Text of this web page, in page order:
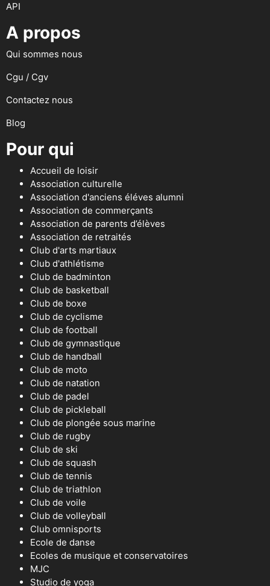
API
A propos
Qui sommes nous
Cgu / Cgv
Contactez nous
Blog
Pour qui
Accueil de loisir
Association culturelle
Association d'anciens éléves alumni
Association de commerçants
Association de parents d’élèves
Association de retraités
Club d'arts martiaux
Club d'athlétisme
Club de badminton
Club de basketball
Club de boxe
Club de cyclisme
Club de football
Club de gymnastique
Club de handball
Club de moto
Club de natation
Club de padel
Club de pickleball
Club de plongée sous marine
Club de rugby
Club de ski
Club de squash
Club de tennis
Club de triathlon
Club de voile
Club de volleyball
Club omnisports
Ecole de danse
Ecoles de musique et conservatoires
MJC
Studio de yoga